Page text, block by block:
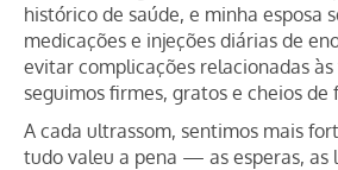
histórico de saúde, e minha esposa
medicações e injeções diárias de
evitar complicações relacionadas
seguimos firmes, gratos e cheios de
A cada ultrassom, sentimos mais
tudo valeu a pena — as esperas, as